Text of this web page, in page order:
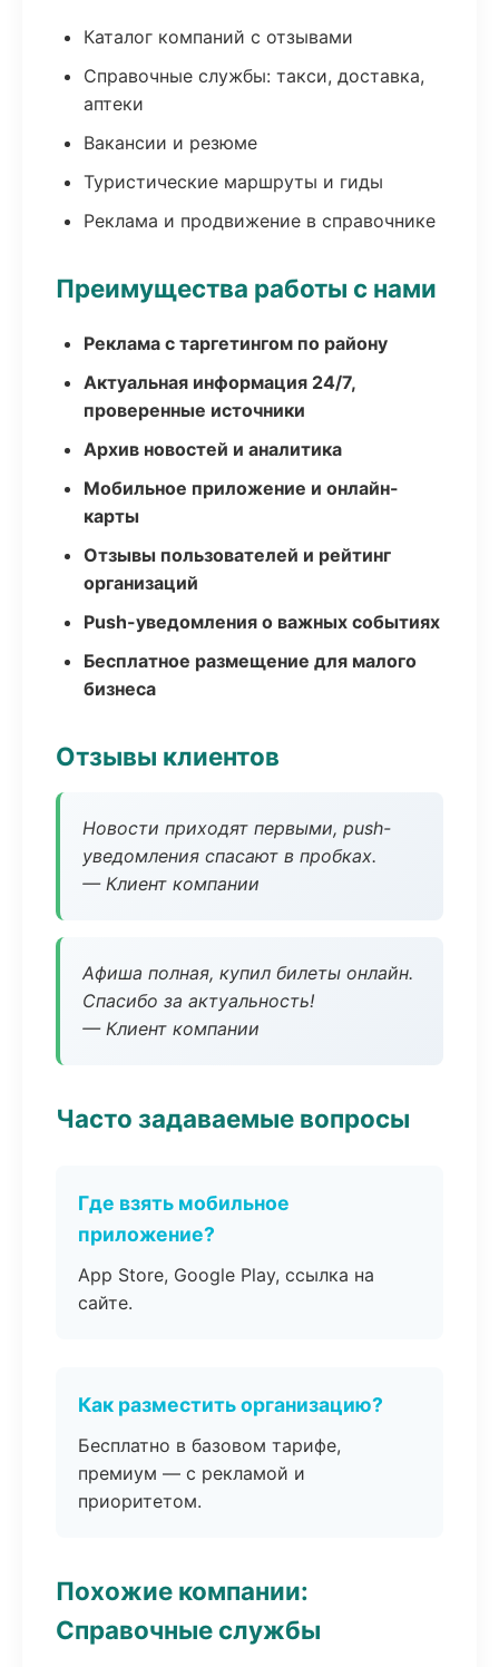
Каталог компаний с отзывами
Справочные службы: такси, доставка,
аптеки
Вакансии и резюме
Туристические маршруты и гиды
Реклама и продвижение в справочнике
Преимущества работы с нами
Реклама с таргетингом по району
Актуальная информация 24/7,
проверенные источники
Архив новостей и аналитика
Мобильное приложение и онлайн-
карты
Отзывы пользователей и рейтинг
организаций
Push-уведомления о важных событиях
Бесплатное размещение для малого
бизнеса
Отзывы клиентов
Новости приходят первыми, push-
уведомления спасают в пробках.
— Клиент компании
Афиша полная, купил билеты онлайн.
Спасибо за актуальность!
— Клиент компании
Часто задаваемые вопросы
Где взять мобильное
приложение?
App Store, Google Play, ссылка на
сайте.
Как разместить организацию?
Бесплатно в базовом тарифе,
премиум — с рекламой и
приоритетом.
Похожие компании:
Справочные службы